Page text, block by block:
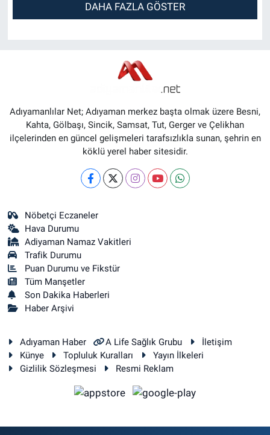
DAHA FAZLA GÖSTER
Adıyamanlılar Net; Adıyaman merkez başta olmak üzere Besni,
Kahta, Gölbaşı, Sincik, Samsat, Tut, Gerger ve Çelikhan
ilçelerinden en güncel gelişmeleri tarafsızlıkla sunan, şehrin en
köklü yerel haber sitesidir.
Nöbetçi Eczaneler
Hava Durumu
Adiyaman Namaz Vakitleri
Trafik Durumu
Puan Durumu ve Fikstür
Tüm Manşetler
Son Dakika Haberleri
Haber Arşivi
Adıyaman Haber A Life Sağlık Grubu
İletişim
Künye
Topluluk Kuralları
Yayın İlkeleri
Gizlilik Sözleşmesi
Resmi Reklam